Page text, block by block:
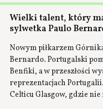
Wielki talent, który
sylwetka Paulo
Nowym piłkarzem
Bernardo. Portugalski
Benfiki, a w przeszłości
reprezentacjach
Celticu Glasgow, gdzie